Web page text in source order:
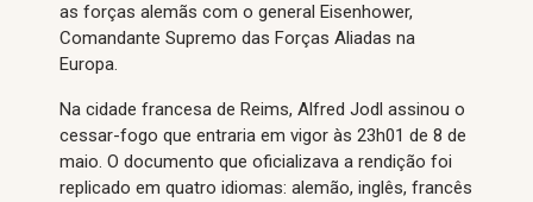
as forças alemãs com o general Eisenhower,
Comandante Supremo das Forças Aliadas na
Europa.
Na cidade francesa de Reims, Alfred Jodl assinou o
cessar-fogo que entraria em vigor às 23h01 de 8 de
maio. O documento que oficializava a rendição foi
replicado em quatro idiomas: alemão, inglês, francês